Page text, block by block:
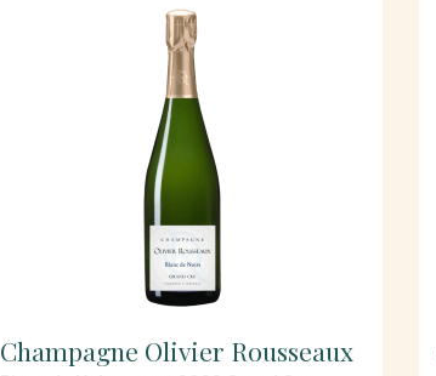
Champagne Olivier Rousseaux